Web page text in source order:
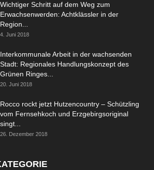
Wichtiger Schritt auf dem Weg zum
Erwachsenwerden: Achtklässler in der
Region...
4. Juni 2018
Interkommunale Arbeit in der wachsenden
Stadt: Regionales Handlungskonzept des
Grünen Ringes...
20. Juni 2018
Rocco rockt jetzt Hutzencountry – Schützling
vom Fernsehkoch und Erzgebirgsoriginal
singt...
26. Dezember 2018